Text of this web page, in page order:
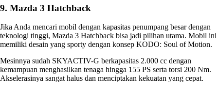
9. Mazda 3 Hatchback
Jika Anda mencari mobil dengan kapasitas penumpang besar dengan
teknologi tinggi, Mazda 3 Hatchback bisa jadi pilihan utama. Mobil ini
memiliki desain yang sporty dengan konsep KODO: Soul of Motion.
Mesinnya sudah SKYACTIV-G berkapasitas 2.000 cc dengan
kemampuan menghasilkan tenaga hingga 155 PS serta torsi 200 Nm.
Akselerasinya sangat halus dan menciptakan kekuatan yang cepat.